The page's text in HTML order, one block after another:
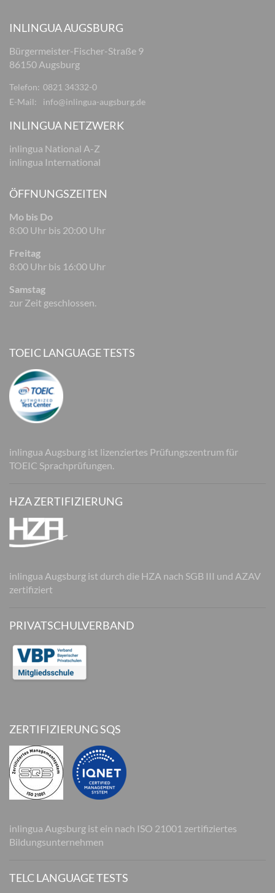
INLINGUA AUGSBURG
Bürgermeister-Fischer-Straße 9
86150 Augsburg
Telefon: 0821 34332-0
E-Mail:
info@inlingua-augsburg.de
INLINGUA NETZWERK
inlingua National A-Z
inlingua International
ÖFFNUNGSZEITEN
Mo bis Do
8:00 Uhr bis 20:00 Uhr
Freitag
8:00 Uhr bis 16:00 Uhr
Samstag
zur Zeit geschlossen.
TOEIC LANGUAGE TESTS
inlingua Augsburg ist lizenziertes Prüfungszentrum für
TOEIC Sprachprüfungen.
HZA ZERTIFIZIERUNG
inlingua Augsburg ist durch die HZA nach SGB III und AZAV
zertifiziert
PRIVATSCHULVERBAND
ZERTIFIZIERUNG SQS
inlingua Augsburg ist ein nach ISO 21001 zertifiziertes
Bildungsunternehmen
TELC LANGUAGE TESTS